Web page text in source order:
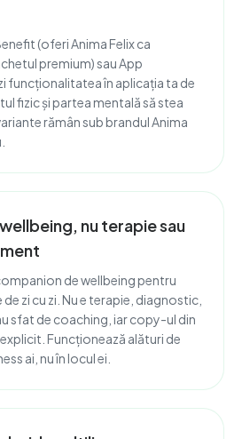
(oferi Anima Felix ca
premium) sau App
funcționalitatea în aplicația ta de
fizic și partea mentală să stea
rămân sub brandul Anima
nu terapie sau
de wellbeing pentru
zi cu zi. Nu e terapie, diagnostic,
sfat de coaching, iar copy-ul din
Funcționează alături de
ai, nu în locul ei.